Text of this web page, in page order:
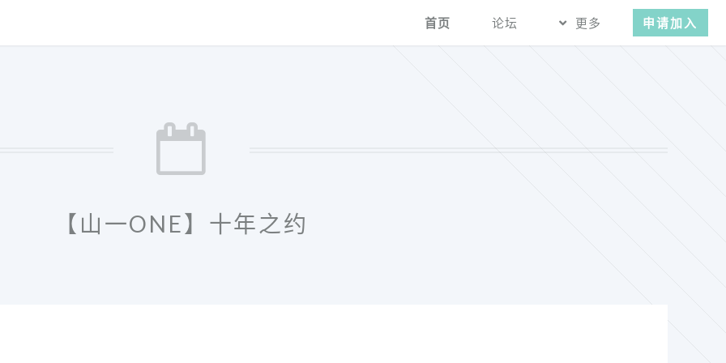
首页 论坛 更多 申请加入
【山一ONE】十年之约